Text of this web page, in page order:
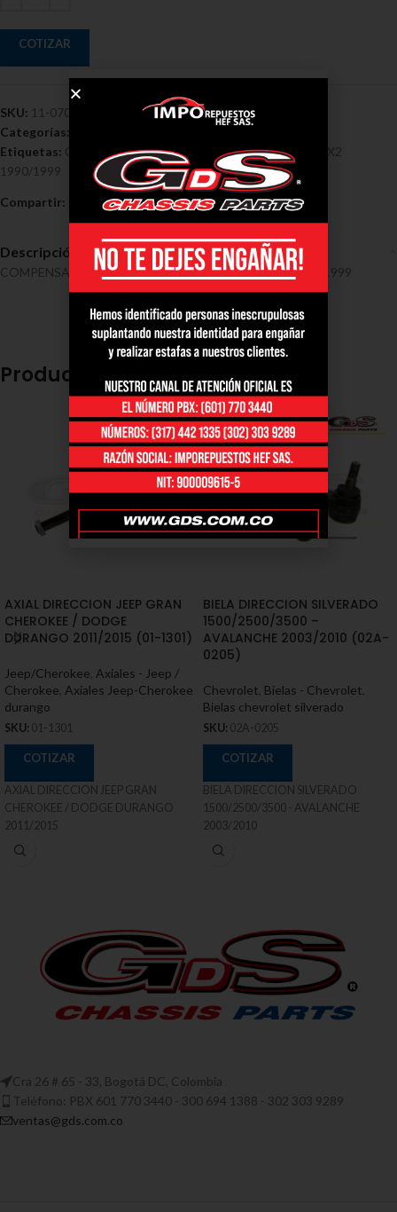
COTIZAR
SKU: 11-0701
Categorías:
Etiquetas: Compensador,Direccion Toyota,Toyota Hilux4X2
1990/1999
Compartir:
Descripción
COMPENSADOR DIRECCION TOYOTA HILUX 4X2 1990/1999
Productos relacionados
AXIAL DIRECCION JEEP GRAN
CHEROKEE / DODGE
DURANGO 2011/2015 (01-1301)
Jeep/Cherokee Axiales - Jeep /
Cherokee Axiales Jeep-Cherokee
durango
SKU: 01-1301
COTIZAR
AXIAL DIRECCION JEEP GRAN
CHEROKEE / DODGE DURANGO
2011/2015
BIELA DIRECCION SILVERADO
1500/2500/3500 –
AVALANCHE 2003/2010 (02A-
0205)
Chevrolet Bielas - Chevrolet
Bielas chevrolet silverado
SKU: 02A-0205
COTIZAR
BIELA DIRECCION SILVERADO
1500/2500/3500 - AVALANCHE
2003/2010
Cra 26 # 65 - 33, Bogotá DC, Colombia
Teléfono: PBX 601 770 3440 - 300 694 1388 - 302 303 9289
ventas@gds.com.co